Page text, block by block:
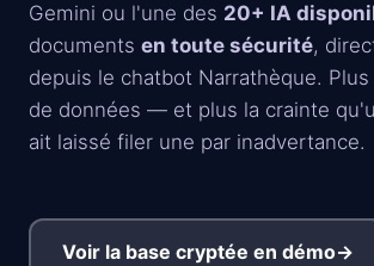
Gemini ou l'une des 20+ IA
documents en toute sécurité,
depuis le chatbot Narrathèque.
de données — et plus la crainte
ait laissé filer une par inadvertance.
Voir la base cryptée en démo→